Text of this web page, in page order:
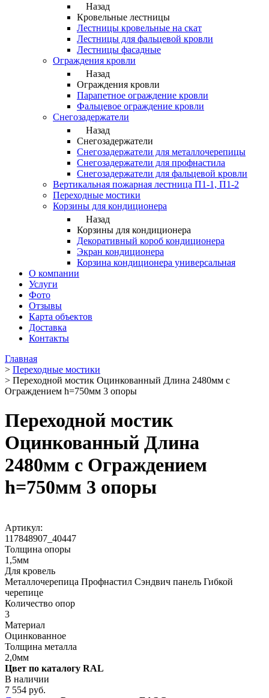
Назад
Кровельные лестницы
Лестницы кровельные на скат
Лестницы для фальцевой кровли
Лестницы фасадные
Ограждения кровли
Назад
Ограждения кровли
Парапетное ограждение кровли
Фальцевое ограждение кровли
Снегозадержатели
Назад
Снегозадержатели
Снегозадержатели для металлочерепицы
Снегозадержатели для профнастила
Снегозадержатели для фальцевой кровли
Вертикальная пожарная лестница П1-1, П1-2
Переходные мостики
Корзины для кондиционера
Назад
Корзины для кондиционера
Декоративный короб кондиционера
Экран кондиционера
Корзина кондиционера универсальная
О компании
Услуги
Фото
Отзывы
Карта объектов
Доставка
Контакты
Главная
> Переходные мостики
> Переходной мостик Оцинкованный Длина 2480мм с
Ограждением h=750мм 3 опоры
Переходной мостик
Оцинкованный Длина
2480мм с Ограждением
h=750мм 3 опоры
Артикул:
117848907_40447
Толщина опоры
1,5мм
Для кровель
Металлочерепица Профнастил Сэндвич панель Гибкой
черепице
Количество опор
3
Материал
Оцинкованное
Толщина металла
2,0мм
Цвет по каталогу RAL
В наличии
7 554 руб.